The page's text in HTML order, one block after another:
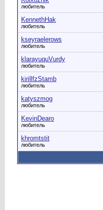
любитель
KennethHak
любитель
kseyraelerows
любитель
klarayuquVurdy
любитель
kirillfzStamb
любитель
katyszmog
любитель
KevinDearo
любитель
khromtstit
любитель